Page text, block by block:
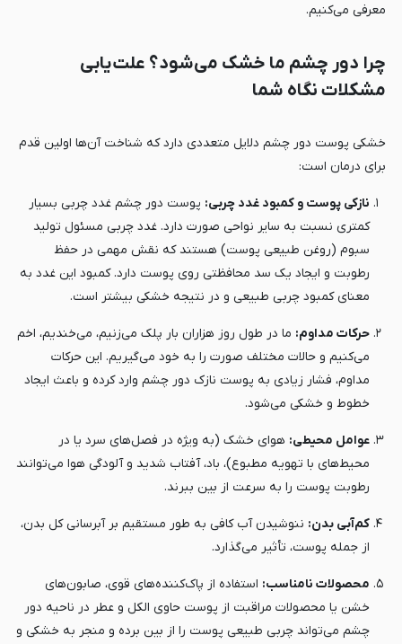
معرفی می‌کنیم.
چرا دور چشم ما خشک می‌شود؟ علت‌یابی
مشکلات نگاه شما
خشکی پوست دور چشم دلایل متعددی دارد که شناخت آن‌ها اولین قدم
برای درمان است:
نازکی پوست و کمبود غدد چربی: پوست دور چشم غدد چربی بسیار
کمتری نسبت به سایر نواحی صورت دارد. غدد چربی مسئول تولید
سبوم (روغن طبیعی پوست) هستند که نقش مهمی در حفظ
رطوبت و ایجاد یک سد محافظتی روی پوست دارد. کمبود این غدد به
معنای کمبود چربی طبیعی و در نتیجه خشکی بیشتر است.
حرکات مداوم: ما در طول روز هزاران بار پلک می‌زنیم، می‌خندیم، اخم
می‌کنیم و حالات مختلف صورت را به خود می‌گیریم. این حرکات
مداوم، فشار زیادی به پوست نازک دور چشم وارد کرده و باعث ایجاد
خطوط و خشکی می‌شود.
عوامل محیطی: هوای خشک (به ویژه در فصل‌های سرد یا در
محیط‌های با تهویه مطبوع)، باد، آفتاب شدید و آلودگی هوا می‌توانند
رطوبت پوست را به سرعت از بین ببرند.
کم‌آبی بدن: ننوشیدن آب کافی به طور مستقیم بر آبرسانی کل بدن،
از جمله پوست، تأثیر می‌گذارد.
محصولات نامناسب: استفاده از پاک‌کننده‌های قوی، صابون‌های
خشن یا محصولات مراقبت از پوست حاوی الکل و عطر در ناحیه دور
چشم می‌تواند چربی طبیعی پوست را از بین برده و منجر به خشکی و